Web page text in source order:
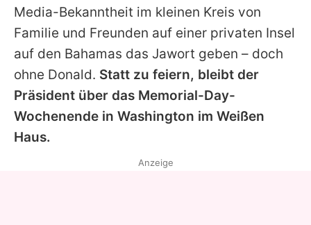
Datenschutzerklärung
Nutzungsbedingungen
Utiq verwalten
Media-Bekanntheit im kleinen Kreis von
Familie und Freunden auf einer privaten Insel
auf den Bahamas das Jawort geben – doch
ohne Donald. Statt zu feiern, bleibt der
Präsident über das Memorial-Day-
Wochenende in Washington im Weißen
Haus.
Anzeige